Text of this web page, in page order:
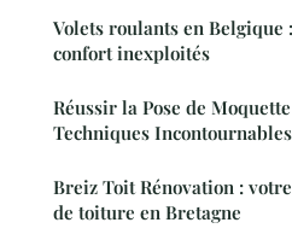
Volets roulants en Belgique
confort inexploités
Réussir la Pose de
Techniques Incontournables
Breiz Toit Rénovation :
de toiture en Bretagne